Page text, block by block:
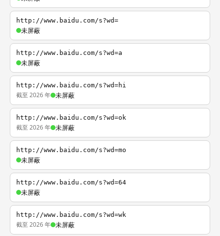
http://www.baidu.com/s?wd=
未屏蔽
http://www.baidu.com/s?wd=a
未屏蔽
http://www.baidu.com/s?wd=hi
截至 2026 年 未屏蔽
http://www.baidu.com/s?wd=ok
截至 2026 年 未屏蔽
http://www.baidu.com/s?wd=mo
未屏蔽
http://www.baidu.com/s?wd=64
未屏蔽
http://www.baidu.com/s?wd=wk
截至 2026 年 未屏蔽